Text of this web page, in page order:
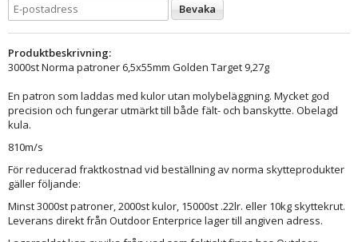
Bevaka
Produktbeskrivning:
3000st Norma patroner 6,5x55mm Golden Target 9,27g
En patron som laddas med kulor utan molybeläggning. Mycket god
precision och fungerar utmärkt till både fält- och banskytte. Obelagd
kula.
810m/s
För reducerad fraktkostnad vid beställning av norma skytteprodukter
gäller följande:
Minst 3000st patroner, 2000st kulor, 15000st .22lr. eller 10kg skyttekrut.
Leverans direkt från Outdoor Enterprice lager till angiven adress.